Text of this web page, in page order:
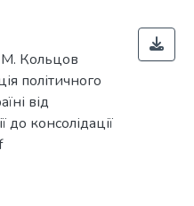
Кольцов
політичного
від
до консолідації